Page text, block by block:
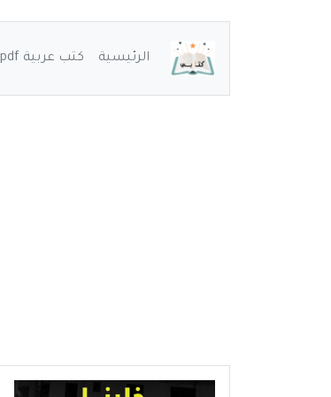
الرئيسية كتب عربية pdf